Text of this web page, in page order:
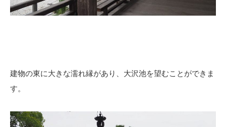
建物の東に大きな濡れ縁があり、大沢池を望むことができま
す。